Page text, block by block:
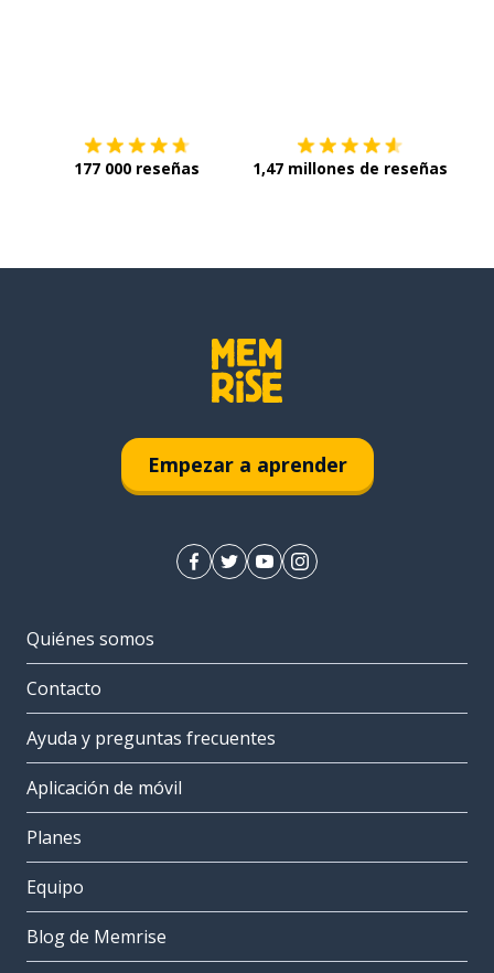
177 000 reseñas 1,47 millones de reseñas
Empezar a aprender
Quiénes somos
Contacto
Ayuda y preguntas frecuentes
Aplicación de móvil
Planes
Equipo
Blog de Memrise